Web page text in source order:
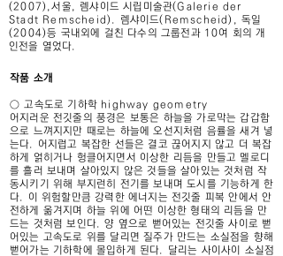
(2007),서울, 렘샤이드 시립미술관(Galerie der
Stadt Remscheid). 렘샤이드(Remscheid), 독일
(2004)등 국내외에 걸친 다수의 그룹전과 10여 회의 개
인전을 열었다.
작품 소개
○ 고속도로 기하학 highway geometry
어지러운 전깃줄의 풍경은 보통은 하늘을 가로막는 갑갑함
으로 느껴지지만 때로는 하늘에 오선지처럼 음률을 새겨 넣
는다. 어지럽고 복잡한 선들은 결코 끊어지지 않고 더 복잡
하게 얽히거나 헝클어지면서 이상한 리듬을 만들고 멜로디
를 흘러 보내며 살아있지 않은 것들을 살아있는 것처럼 작
동시키기 위해 부지런히 전기를 보내며 도시를 기능하게 한
다. 이 위험할만큼 강력한 에너지는 전깃줄 피복 안에서 안
전하게 옮겨지며 하늘 위에 어떤 이상한 형태의 리듬을 만
드는 것처럼 보인다. 양 옆으로 뻗어있는 전깃줄 사이로 뻗
어있는 고속도로 위를 달리면 질주가 만드는 소실점을 향해
뻗어가는 기하학에 몰입하게 된다. 달리는 사이사이 소실점